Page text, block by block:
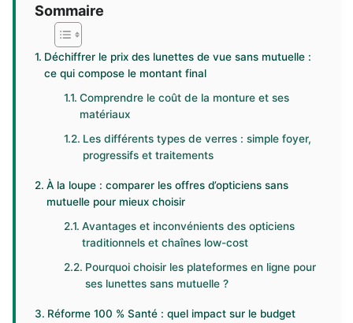
Sommaire
Déchiffrer le prix des lunettes de vue sans mutuelle :
ce qui compose le montant final
Comprendre le coût de la monture et ses
matériaux
Les différents types de verres : simple foyer,
progressifs et traitements
À la loupe : comparer les offres d’opticiens sans
mutuelle pour mieux choisir
Avantages et inconvénients des opticiens
traditionnels et chaînes low-cost
Pourquoi choisir les plateformes en ligne pour
ses lunettes sans mutuelle ?
Réforme 100 % Santé : quel impact sur le budget